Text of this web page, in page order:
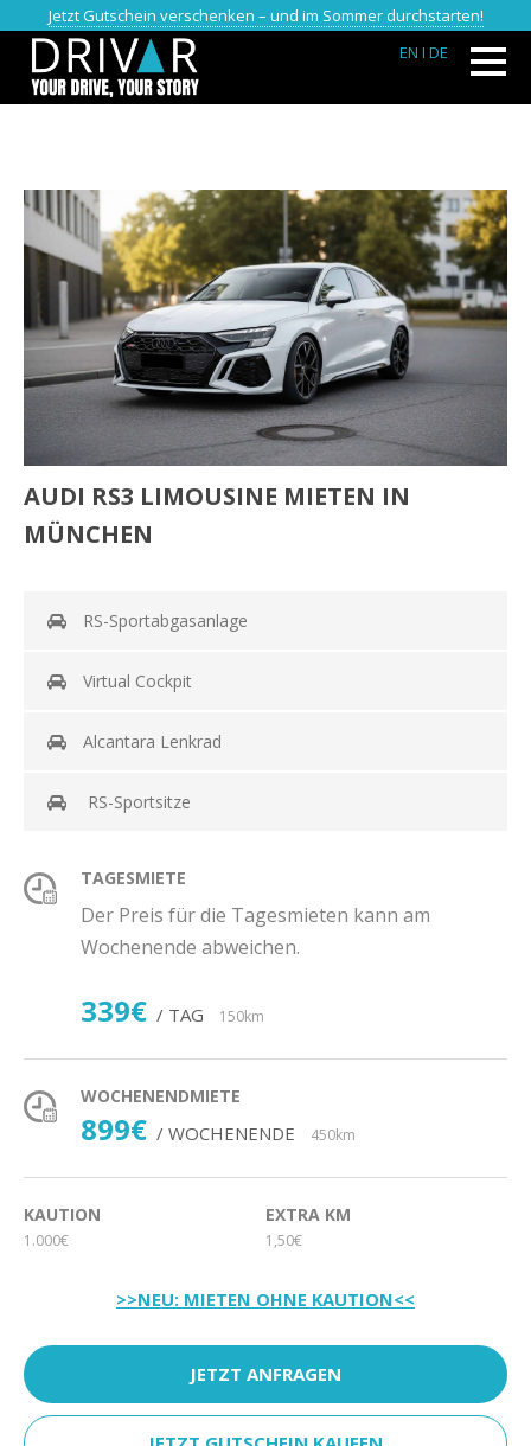
Jetzt Gutschein verschenken – und im Sommer durchstarten!
EN I DE
AUDI RS3 LIMOUSINE MIETEN IN
MÜNCHEN
RS-Sportabgasanlage
Virtual Cockpit
Alcantara Lenkrad
RS-Sportsitze
TAGESMIETE
Der Preis für die Tagesmieten kann am
Wochenende abweichen.
339€ / TAG 150km
WOCHENENDMIETE
899€ / WOCHENENDE 450km
KAUTION
1.000€
EXTRA KM
1,50€
>>NEU: MIETEN OHNE KAUTION<<
JETZT ANFRAGEN